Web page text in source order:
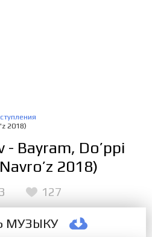
2018)
Bayram, Do’ppi
2018)
МУЗЫКУ
127